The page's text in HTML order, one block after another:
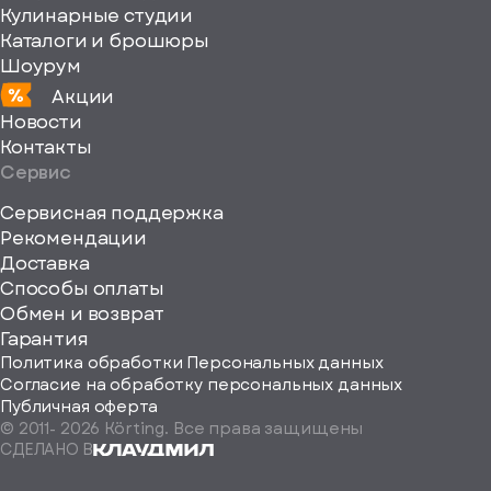
Кулинарные студии
Каталоги и брошюры
Шоурум
Акции
Новости
Контакты
Сервис
Сервисная поддержка
Рекомендации
Доставка
Способы оплаты
Обмен и возврат
Гарантия
Политика обработки Персональных данных
Согласие на обработку персональных данных
Публичная оферта
© 2011- 2026 Körting. Все права защищены
СДЕЛАНО В
Определить